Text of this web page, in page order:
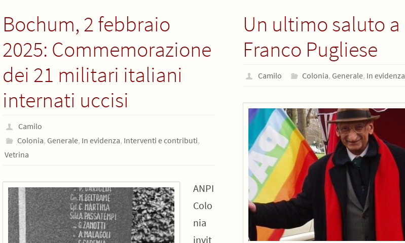
Bochum, 2 febbraio
2025: Commemorazione
dei 21 militari italiani
internati uccisi
Camilo
Colonia, Generale, In evidenza, Interventi e contributi,
Vetrina
ANPI
Colo
nia
invit
Un ultimo saluto a
Franco Pugliese
Camilo Colonia, Generale, In evidenza